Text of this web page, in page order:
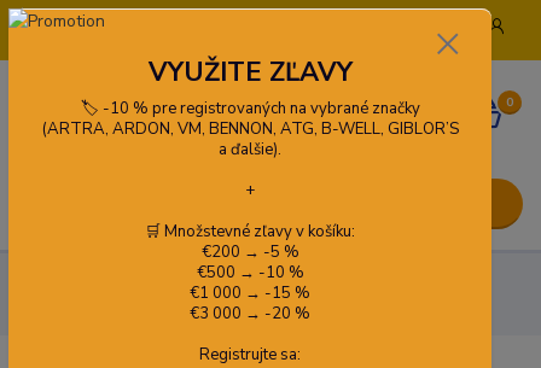
+421 908 772 919
0
0,00 €
Tričká Športové tričká
MOVADO, funkčné, krátky rukáv, dámske
VYUŽITE ZĽAVY
🏷️ -10 % pre registrovaných na vybrané značky
(ARTRA, ARDON, VM, BENNON, ATG, B-WELL, GIBLOR’S
a ďalšie).
+
🛒 Množstevné zľavy v košíku:
€200 → -5 %
€500 → -10 %
€1 000 → -15 %
€3 000 → -20 %
Registrujte sa: